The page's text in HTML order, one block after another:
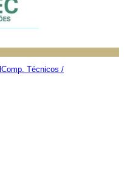
Comp. Técnicos /